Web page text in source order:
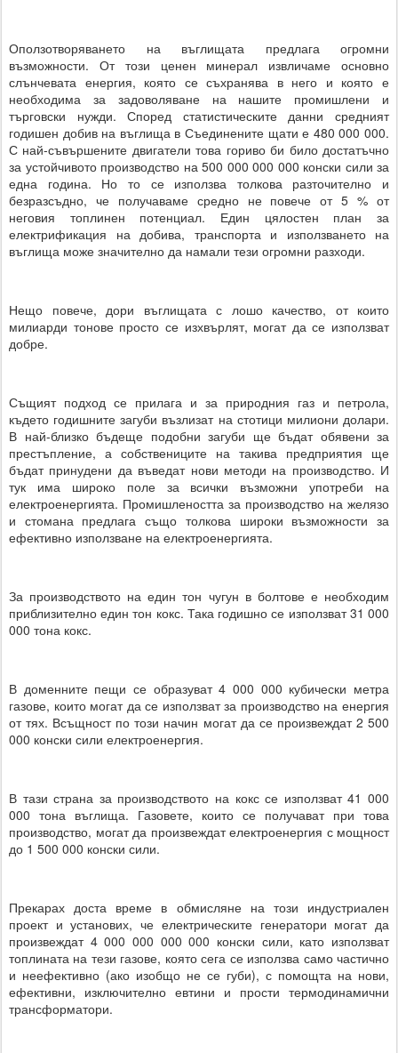
Оползотворяването на въглищата предлага огромни
възможности. От този ценен минерал извличаме основно
слънчевата енергия, която се съхранява в него и която е
необходима за задоволяване на нашите промишлени и
търговски нужди. Според статистическите данни средният
годишен добив на въглища в Съединените щати е 480 000 000.
С най-съвършените двигатели това гориво би било достатъчно
за устойчивото производство на 500 000 000 000 конски сили за
една година. Но то се използва толкова разточително и
безразсъдно, че получаваме средно не повече от 5 % от
неговия топлинен потенциал. Един цялостен план за
електрификация на добива, транспорта и използването на
въглища може значително да намали тези огромни разходи.
Нещо повече, дори въглищата с лошо качество, от които
милиарди тонове просто се изхвърлят, могат да се използват
добре.
Същият подход се прилага и за природния газ и петрола,
където годишните загуби възлизат на стотици милиони долари.
В най-близко бъдеще подобни загуби ще бъдат обявени за
престъпление, а собствениците на такива предприятия ще
бъдат принудени да въведат нови методи на производство. И
тук има широко поле за всички възможни употреби на
електроенергията. Промишлеността за производство на желязо
и стомана предлага също толкова широки възможности за
ефективно използване на електроенергията.
За производството на един тон чугун в болтове е необходим
приблизително един тон кокс. Така годишно се използват 31 000
000 тона кокс.
В доменните пещи се образуват 4 000 000 кубически метра
газове, които могат да се използват за производство на енергия
от тях. Всъщност по този начин могат да се произвеждат 2 500
000 конски сили електроенергия.
В тази страна за производството на кокс се използват 41 000
000 тона въглища. Газовете, които се получават при това
производство, могат да произвеждат електроенергия с мощност
до 1 500 000 конски сили.
Прекарах доста време в обмисляне на този индустриален
проект и установих, че електрическите генератори могат да
произвеждат 4 000 000 000 000 конски сили, като използват
топлината на тези газове, която сега се използва само частично
и неефективно (ако изобщо не се губи), с помощта на нови,
ефективни, изключително евтини и прости термодинамични
трансформатори.